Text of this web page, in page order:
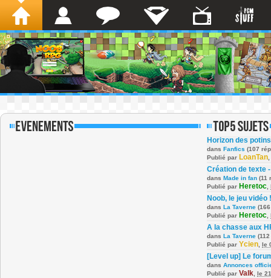
Horizon des potins
dans Fanfics (107
Publié par LoanTan
Création de texte
dans Made in fan (11
Publié par Heretoc
Noob, le jeu vidéo !
dans La Taverne
Publié par Heretoc
A la chasse aux
dans La Taverne
Publié par Ycien le
[Level up] Le
dans Annonces
Publié par Valk le